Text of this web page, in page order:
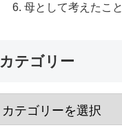
母として考えたこと
カテゴリー